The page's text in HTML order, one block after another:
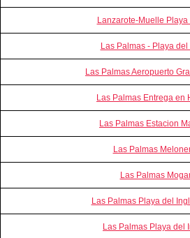
Lanzarote-Muelle Playa
Las Palmas - Playa del
Las Palmas Aeropuerto
Las Palmas Entrega en
Las Palmas Estacion
Las Palmas
Las Palmas
Las Palmas Playa del
Las Palmas Playa del